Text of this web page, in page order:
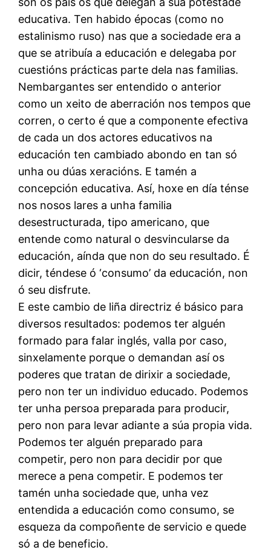
educativa. Ten habido épocas (como no
estalinismo ruso) nas que a sociedade era a
que se atribuía a educación e delegaba por
cuestións prácticas parte dela nas familias.
Nembargantes ser entendido o anterior
como un xeito de aberración nos tempos que
corren, o certo é que a componente efectiva
de cada un dos actores educativos na
educación ten cambiado abondo en tan só
unha ou dúas xeracións. E tamén a
concepción educativa. Así, hoxe en día ténse
nos nosos lares a unha familia
desestructurada, tipo americano, que
entende como natural o desvincularse da
educación, aínda que non do seu resultado. É
dicir, téndese ó ‘consumo’ da educación, non
ó seu disfrute.
E este cambio de liña directriz é básico para
diversos resultados: podemos ter alguén
formado para falar inglés, valla por caso,
sinxelamente porque o demandan así os
poderes que tratan de dirixir a sociedade,
pero non ter un individuo educado. Podemos
ter unha persoa preparada para producir,
pero non para levar adiante a súa propia vida.
Podemos ter alguén preparado para
competir, pero non para decidir por que
merece a pena competir. E podemos ter
tamén unha sociedade que, unha vez
entendida a educación como consumo, se
esqueza da compoñente de servicio e quede
só a de beneficio.